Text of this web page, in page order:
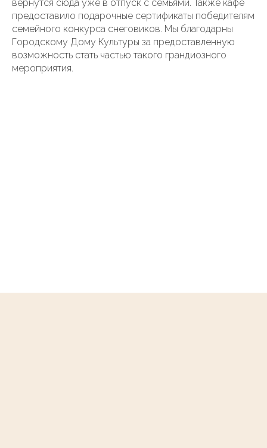
вернутся сюда уже в отпуск с семьями. Также кафе
предоставило подарочные сертификаты победителям
семейного конкурса снеговиков. Мы благодарны
Городскому Дому Культуры за предоставленную
возможность стать частью такого грандиозного
мероприятия.